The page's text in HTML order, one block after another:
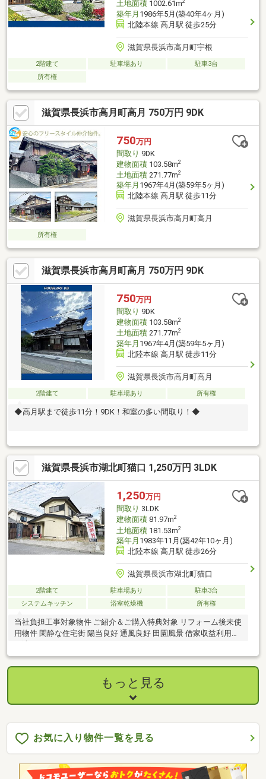
土地面積1002.61m2
築年月 1986年5月(築40年4ヶ月)
北陸本線 高月駅 徒歩25分
滋賀県長浜市高月町宇根
2階建て 駐車場あり
駐車3台
所有権
滋賀県長浜市高月町高月 750万円 9DK
750万円
間取り 9DK
建物面積103.58m2
土地面積271.77m2
築年月 1967年4月(築59年5ヶ月)
北陸本線 高月駅 徒歩11分
滋賀県長浜市高月町高月
所有権
滋賀県長浜市高月町高月 750万円 9DK
750万円
間取り 9DK
建物面積103.58m2
土地面積271.77m2
築年月 1967年4月(築59年5ヶ月)
北陸本線 高月駅 徒歩11分
滋賀県長浜市高月町高月
2階建て 駐車場あり 所有権
◆高月駅まで徒歩11分！9DK！和室の多い間取り！◆
滋賀県長浜市湖北町猫口 1,250万円 3LDK
1,250万円
間取り 3LDK
建物面積81.97m2
土地面積181.53m2
築年月 1983年11月(築42年10ヶ月)
北陸本線 高月駅 徒歩26分
滋賀県長浜市湖北町猫口
2階建て 駐車場あり
駐車3台
システムキッチン
浴室乾燥機 所有権
当社負担工事対象物件 ご紹介＆ご購入特典対象 リフォーム後未使
用物件 閑静な住宅街 陽当良好 通風良好 田園風景 借家収益利用に
もっと見る
お気に入り物件一覧を見る